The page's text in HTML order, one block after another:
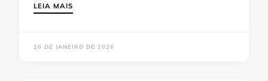
LEIA MAIS
20 DE JANEIRO DE 2026